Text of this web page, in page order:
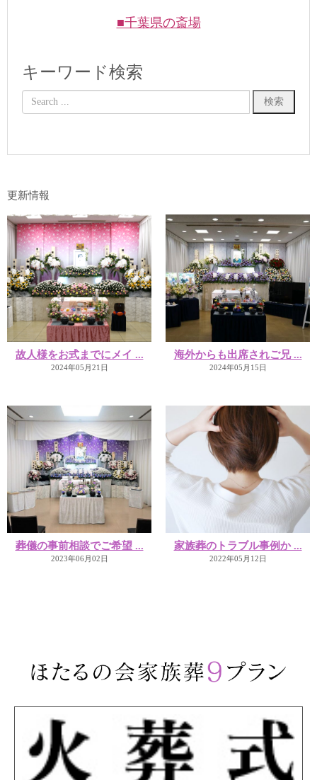
■千葉県の斎場
キーワード検索
更新情報
故人様をお式までにメイ ...
2024年05月21日
海外からも出席されご兄 ...
2024年05月15日
葬儀の事前相談でご希望 ...
2023年06月02日
家族葬のトラブル事例か ...
2022年05月12日